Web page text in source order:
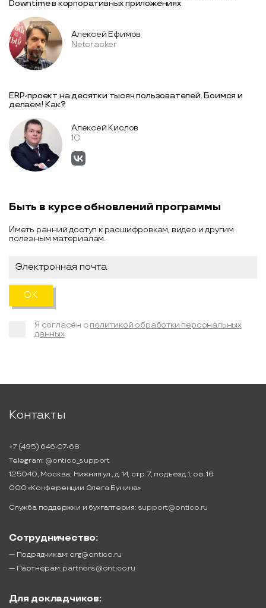
Downtime в корпоративных приложениях
Алексей Ефимов
Netcracker
ERP-проект на десятки тысяч пользователей. Боимся и
делаем! Как?
Алексей Кислов
1С
Быть в курсе обновлений программы
Иметь ранний доступ к расшифровкам, видео и другим
полезным материалам.
Я согласен с политикой обработки персональных
данных
Контакты
+7 (495) 646-07-68
Telegram: @ontico_support
125040, Москва, Нижняя ул., д. 14, стр. 7, подъезд 1, оф. 16
ООО «Конференции Олега Бунина»
Служба поддержки и бухгалтерия: support@ontico.ru
Сотрудничество:
— Подрядчикам: org@ontico.ru
— Партнерам: partners@ontico.ru
Для докладчиков: